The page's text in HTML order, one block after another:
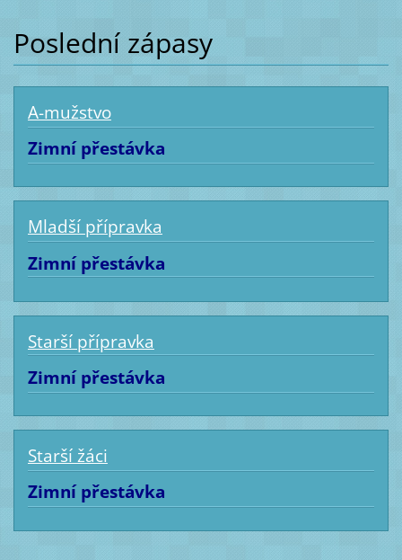
Poslední zápasy
A-mužstvo
Zimní přestávka
Mladší přípravka
Zimní přestávka
Starší přípravka
Zimní přestávka
Starší žáci
Zimní přestávka